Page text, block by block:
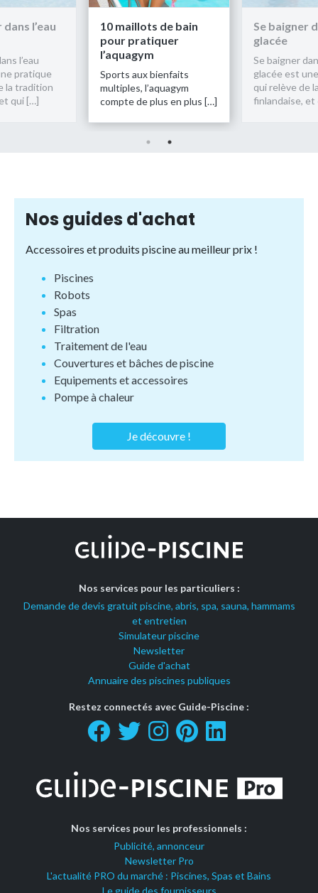
l’eau
l’eau
pratique
la tradition
qui […]
10 maillots de bain
pour pratiquer
l’aquagym
Sports aux bienfaits
multiples, l’aquagym
compte de plus en plus […]
Se baigner
glacée
Se baigner
glacée est
qui relève de
finlandaise, et
Nos guides d'achat
Accessoires et produits piscine au meilleur prix !
Piscines
Robots
Spas
Filtration
Traitement de l'eau
Couvertures et bâches de piscine
Equipements et accessoires
Pompe à chaleur
Je découvre !
Nos services pour les particuliers :
Demande de devis gratuit piscine, abris, spa, sauna, hammams
et entretien
Simulateur piscine
Newsletter
Guide d'achat
Annuaire des piscines publiques
Restez connectés avec Guide-Piscine :
Nos services pour les professionnels :
Publicité, annonceur
Newsletter Pro
L'actualité PRO du marché : Piscines, Spas et Bains